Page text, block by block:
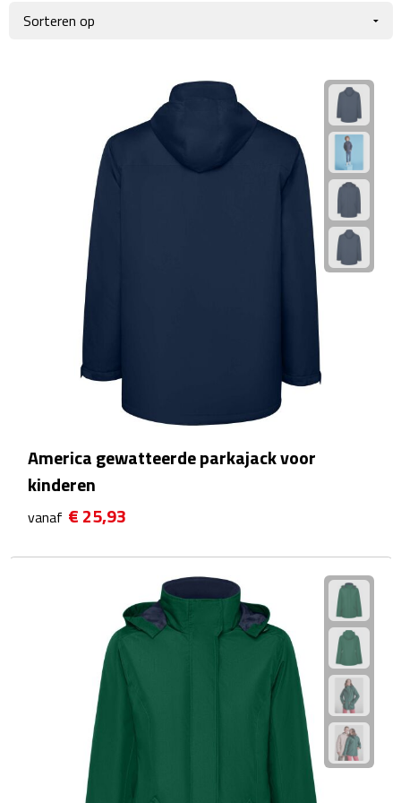
Business trolleys
Laptophoezen & -tassen
Tablettassen
Reistassen & Trolleys
Reistassen
Reistas trolleys
Reistassensets
Weekendtassen
Rugzakken
Laptop rugzakken
Promo rugzakjes
Giftcards
America gewatteerde parkajack voor
kinderen
vanaf € 25,93